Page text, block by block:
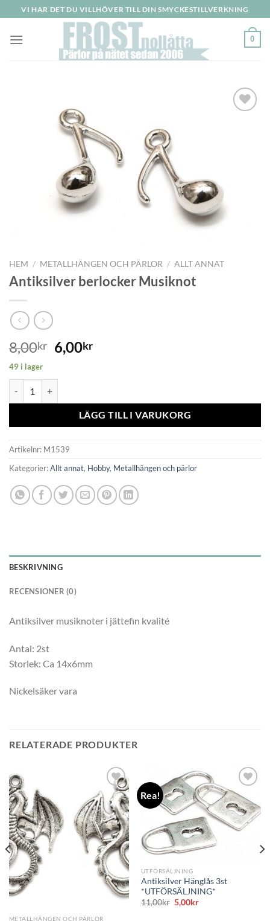
to
content
VI HAR DET DU VILLHÖVER TILL DIN SMYCKESTILLVERKNING
0
HEM / METALLHÄNGEN OCH PÄRLOR / ALLT ANNAT
Antiksilver berlocker Musiknot
8,00kr 6,00kr
49 i lager
LÄGG TILL I VARUKORG
Artikelnr: M1539
Kategorier:Allt annat, Hobby, Metallhängen och pärlor
BESKRIVNING
RECENSIONER (0)
Antiksilver musiknoter i jättefin kvalité
Antal: 2st
Storlek: Ca 14x6mm
Nickelsäker vara
RELATERADE PRODUKTER
Lägg
till i
önskelistan
METALLHÄNGEN OCH PÄRLOR
Rea!
Lägg
till i
önskelistan
UTFÖRSÄLJNING
Antiksilver Hänglås 3st
*UTFÖRSÄLJNING*
11,00kr Det
ursprungliga
5,00krDet